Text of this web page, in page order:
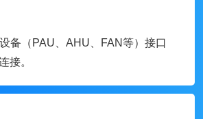
备（PAU、AHU、FAN等）接口
接。